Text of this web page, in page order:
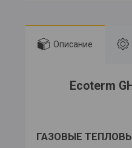
Описание
Ecoterm
ГАЗОВЫЕ